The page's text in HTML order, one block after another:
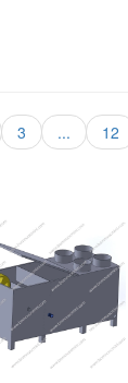
3 ... 12